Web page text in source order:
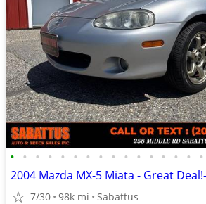
• • • • • • • • • • • • • • • •
2004 Mazda MX-5 Miata - Great
7/30 98k mi Sabattus